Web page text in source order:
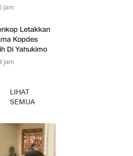
jam
Letakkan
Kopdes
Di Yahukimo
jam
LIHAT
SEMUA